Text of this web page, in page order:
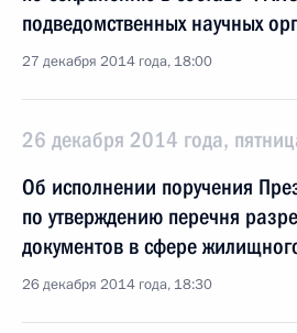
подведомственных научных
27 декабря 2014 года, 18:00
26 декабря 2014 года,
Об исполнении поручения
по утверждению перечня
документов в сфере
26 декабря 2014 года, 18:30